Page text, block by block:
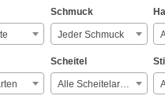
Schmuck
Jeder Schmuck
Scheitel
Alle Scheitelarten
Stil